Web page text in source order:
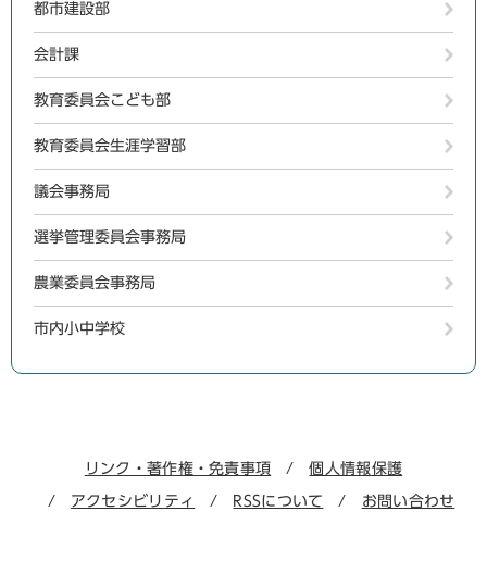
都市建設部
会計課
教育委員会こども部
教育委員会生涯学習部
議会事務局
選挙管理委員会事務局
農業委員会事務局
市内小中学校
リンク・著作権・免責事項 個人情報保護
アクセシビリティ RSSについて お問い合わせ